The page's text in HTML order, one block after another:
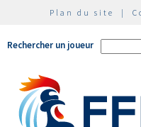
Plan du site |
Rechercher un joueur